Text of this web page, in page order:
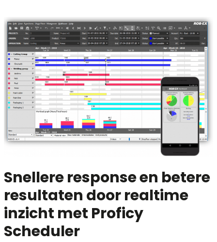
Snellere response en betere
resultaten door realtime
inzicht met Proficy
Scheduler